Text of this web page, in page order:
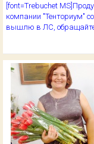
[font=Trebuchet
компании "Тенториум"
вышлю в ЛС,